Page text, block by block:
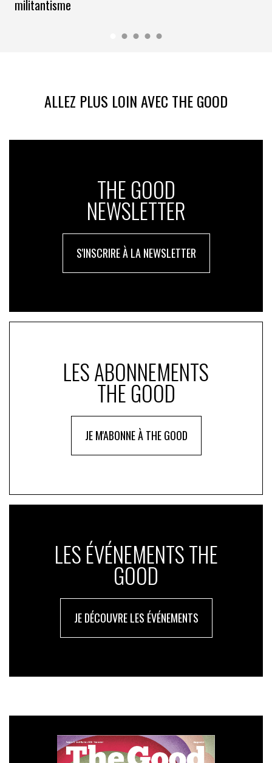
militantisme
ALLEZ PLUS LOIN AVEC THE GOOD
THE GOOD
NEWSLETTER
S'INSCRIRE À LA NEWSLETTER
LES ABONNEMENTS
THE GOOD
JE M'ABONNE À THE GOOD
LES ÉVÉNEMENTS THE
GOOD
JE DÉCOUVRE LES ÉVÉNEMENTS